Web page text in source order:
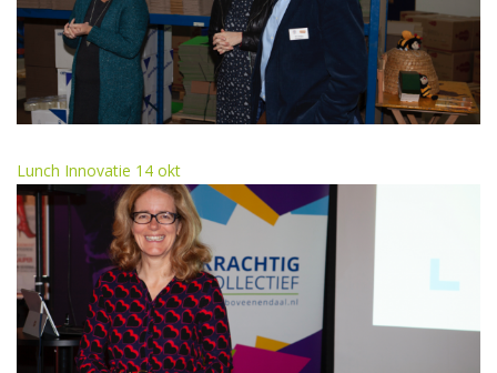
Lunch Innovatie 14 okt